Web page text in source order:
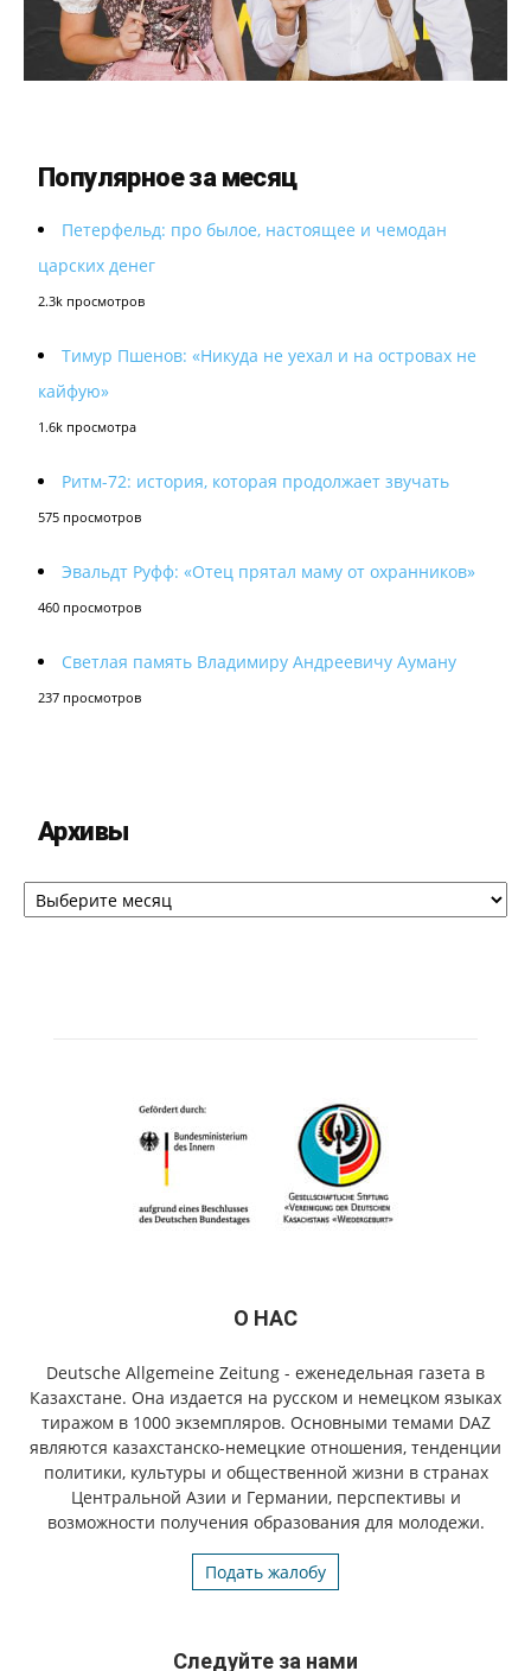
Популярное за месяц
Петерфельд: про былое, настоящее и чемодан
царских денег
2.3k просмотров
Тимур Пшенов: «Никуда не уехал и на островах не
кайфую»
1.6k просмотра
Ритм-72: история, которая продолжает звучать
575 просмотров
Эвальдт Руфф: «Отец прятал маму от охранников»
460 просмотров
Светлая память Владимиру Андреевичу Ауману
237 просмотров
Архивы
Архивы
О НАС
Deutsche Allgemeine Zeitung - еженедельная газета в
Казахстане. Она издается на русском и немецком языках
тиражом в 1000 экземпляров. Основными темами DAZ
являются казахстанско-немецкие отношения, тенденции
политики, культуры и общественной жизни в странах
Центральной Азии и Германии, перспективы и
возможности получения образования для молодежи.
Подать жалобу
Следуйте за нами